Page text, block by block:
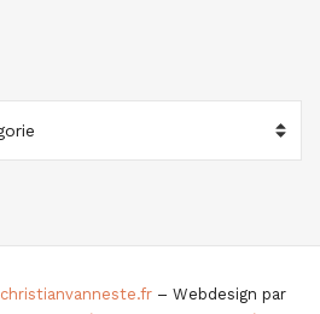
christianvanneste.fr– Webdesign par